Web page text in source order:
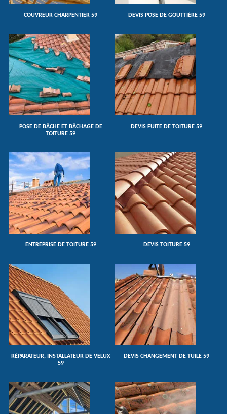
COUVREUR CHARPENTIER 59 DEVIS POSE DE GOUTTIÈRE 59
POSE DE BÂCHE ET BÂCHAGE DE
TOITURE 59
DEVIS FUITE DE TOITURE 59
ENTREPRISE DE TOITURE 59 DEVIS TOITURE 59
RÉPARATEUR, INSTALLATEUR DE VELUX
59
DEVIS CHANGEMENT DE TUILE 59